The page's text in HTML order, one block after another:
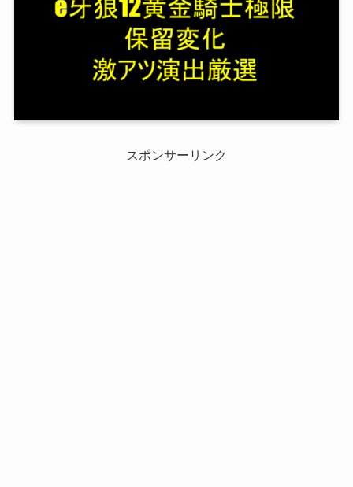
スポンサーリンク